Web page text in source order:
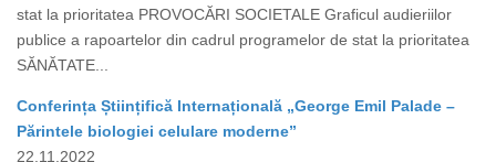
stat la prioritatea PROVOCĂRI SOCIETALE Graficul audieriilor
publice a rapoartelor din cadrul programelor de stat la prioritatea
SĂNĂTATE...
Conferința Științifică Internațională „George Emil Palade –
Părintele biologiei celulare moderne”
22.11.2022